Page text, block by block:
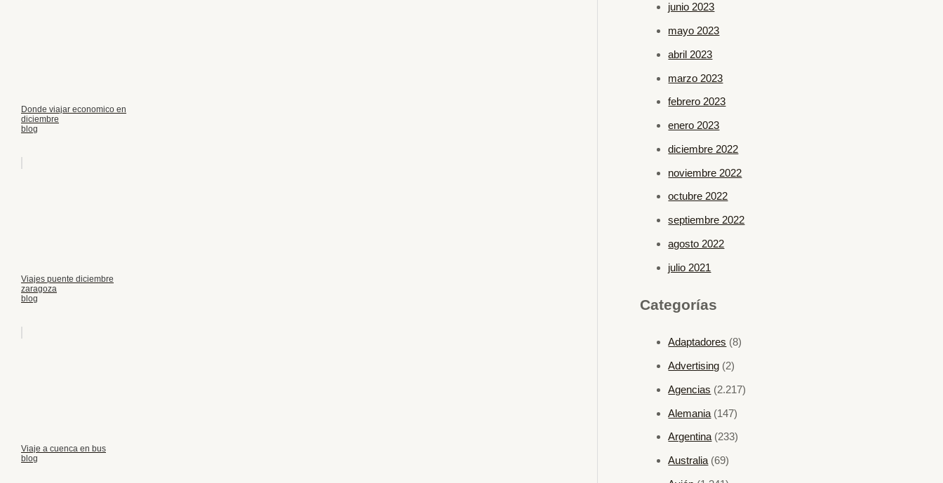
Donde viajar economico en
diciembre
blog
Viajes puente diciembre
zaragoza
blog
Viaje a cuenca en bus
blog
junio 2023
mayo 2023
abril 2023
marzo 2023
febrero 2023
enero 2023
diciembre 2022
noviembre 2022
octubre 2022
septiembre 2022
agosto 2022
julio 2021
Categorías
Adaptadores (8)
Advertising (2)
Agencias (2.217)
Alemania (147)
Argentina(233)
Australia (69)